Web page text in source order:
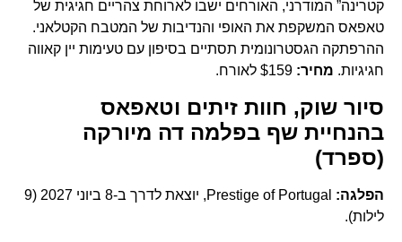
קטרינה” המודרני, האורחים ישבו לארוחת צהריים חגיגית של
טאפאס המשקפת את האופי והנדיבות של המטבח הקטלאני.
ההרפתקה הגסטרונומית תסתיים בסיפון עם טעימות יין קאווה
חגיגיות. מחיר:
סיור שוק, חוות זיתים וטאפאס
בהנחיית שף בפלמה דה מיורקה
(ספרד)
הפלגה:
Prestige of Portugal, יוצאת לדרך ב-8 ביוני 2027 (9
לילות).